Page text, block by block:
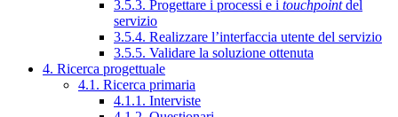
3.5.3. Progettare i processi e i touchpointdel
servizio
3.5.4. Realizzare l’interfaccia utente del servizio
3.5.5. Validare la soluzione ottenuta
4. Ricerca progettuale
4.1. Ricerca primaria
4.1.1. Interviste